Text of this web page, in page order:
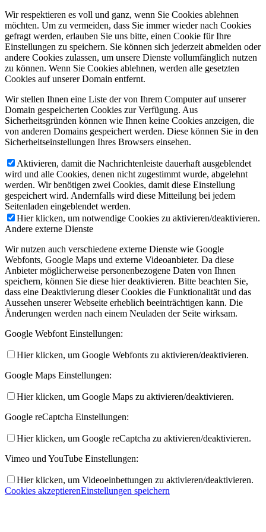
Wir respektieren es voll und ganz, wenn Sie Cookies ablehnen
möchten. Um zu vermeiden, dass Sie immer wieder nach Cookies
gefragt werden, erlauben Sie uns bitte, einen Cookie für Ihre
Einstellungen zu speichern. Sie können sich jederzeit abmelden oder
andere Cookies zulassen, um unsere Dienste vollumfänglich nutzen
zu können. Wenn Sie Cookies ablehnen, werden alle gesetzten
Cookies auf unserer Domain entfernt.
Wir stellen Ihnen eine Liste der von Ihrem Computer auf unserer
Domain gespeicherten Cookies zur Verfügung. Aus
Sicherheitsgründen können wie Ihnen keine Cookies anzeigen, die
von anderen Domains gespeichert werden. Diese können Sie in den
Sicherheitseinstellungen Ihres Browsers einsehen.
Aktivieren, damit die Nachrichtenleiste dauerhaft ausgeblendet
wird und alle Cookies, denen nicht zugestimmt wurde, abgelehnt
werden. Wir benötigen zwei Cookies, damit diese Einstellung
gespeichert wird. Andernfalls wird diese Mitteilung bei jedem
Seitenladen eingeblendet werden.
Hier klicken, um notwendige Cookies zu aktivieren/deaktivieren.
Andere externe Dienste
Wir nutzen auch verschiedene externe Dienste wie Google
Webfonts, Google Maps und externe Videoanbieter. Da diese
Anbieter möglicherweise personenbezogene Daten von Ihnen
speichern, können Sie diese hier deaktivieren. Bitte beachten Sie,
dass eine Deaktivierung dieser Cookies die Funktionalität und das
Aussehen unserer Webseite erheblich beeinträchtigen kann. Die
Änderungen werden nach einem Neuladen der Seite wirksam.
Google Webfont Einstellungen:
Hier klicken, um Google Webfonts zu aktivieren/deaktivieren.
Google Maps Einstellungen:
Hier klicken, um Google Maps zu aktivieren/deaktivieren.
Google reCaptcha Einstellungen:
Hier klicken, um Google reCaptcha zu aktivieren/deaktivieren.
Vimeo und YouTube Einstellungen:
Hier klicken, um Videoeinbettungen zu aktivieren/deaktivieren.
Cookies akzeptierenEinstellungen speichern